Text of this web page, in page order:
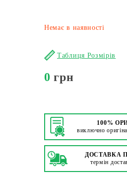
Немає в наявності
Таблиця Розмірів
0 грн
100%
виключно
ДОСТАВКА
термін